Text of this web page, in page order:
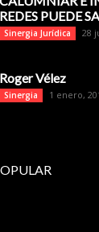
REDES PUEDE
Sinergia Jurídica 28
Roger Vélez
Sinergia 1 enero,